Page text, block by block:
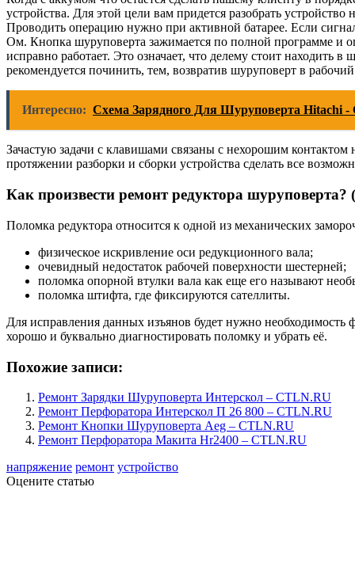
устройства. Для этой цели вам придется разобрать
Проводить операцию нужно при активной батарее. Если
Ом. Кнопка шуруповерта зажимается по полной программе и
исправно работает. Это означает, что делему стоит находить
рекомендуется починить, тем, возвратив шуруповерт в
Интересно: Схема Зарядного Для Шуруповерта Hitachi
Зачастую задачи с клавишами связаны с нехорошим
протяжении разборки и сборки устройства сделать все
Как произвести ремонтредуктора шуруповерта?
Поломка редуктора относится к одной из механических
физическое искривление оси редукционного вала;
очевидный недостаток рабочей поверхности шестерней;
поломка опорной втулки вала как еще его называют
поломка штифта, где фиксируются сателлиты.
Для исправления данных изъянов будет нужно
хорошо и буквально диагностировать поломку и убрать её.
Похожие записи:
Ремонт Зарядки Шуруповерта Интерскол – CTLN.RU
Ремонт Перфоратора Интерскол П 26 800 – CTLN.RU
Ремонт Кнопки Шуруповерта Aeg – CTLN.RU
Ремонт Перфоратора Макита Hr2400 – CTLN.RU
напряжение ремонт устройство
Оцените статью